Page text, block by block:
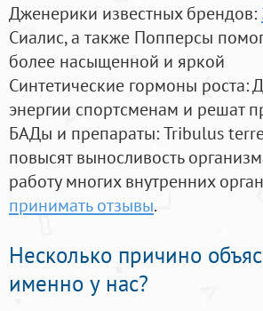
Дженерики известных брендов:
Сиалис, а также Попперсы
более насыщенной и яркой
Синтетические гормоны роста:
энергии спортсменам и решат
БАДы и препараты:Tribulus
повысят выносливость
работу многих внутренних
принимать отзывы.
Несколько причино
именно у нас?